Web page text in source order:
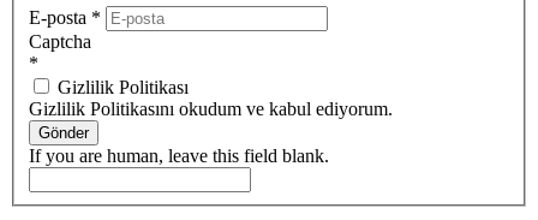
E-posta *
Captcha
*
Gizlilik Politikası
Gizlilik Politikasını okudum ve kabul ediyorum.
Gönder
If you are human, leave this field blank.